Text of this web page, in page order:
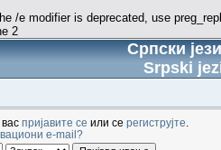
/e modifier is deprecated, use
2
Српски
Srpski
пријавите се или се региструјте
e-mail?